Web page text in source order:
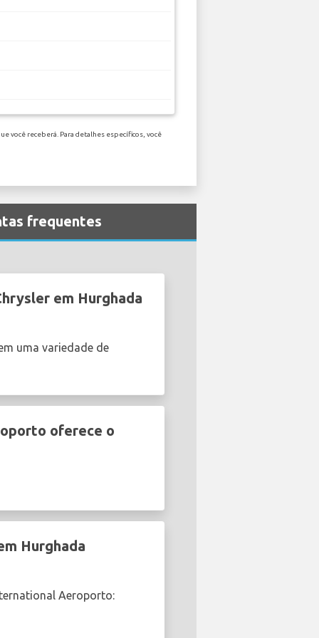
você receberá. Para detalhes específicos, você
frequentes
em Hurghada
uma variedade de
oferece o
Hurghada
Aeroporto: